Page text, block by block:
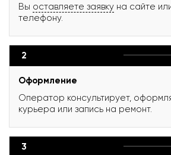
Вы оставляете заявку на сайте
телефону.
2
Оформление
Оператор консультирует,
курьера или запись на ремонт.
3